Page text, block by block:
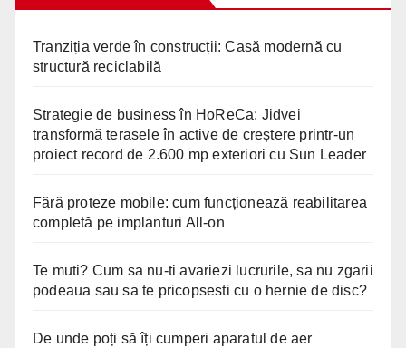
Tranziția verde în construcții: Casă modernă cu
structură reciclabilă
Strategie de business în HoReCa: Jidvei
transformă terasele în active de creștere printr-un
proiect record de 2.600 mp exteriori cu Sun Leader
Fără proteze mobile: cum funcționează reabilitarea
completă pe implanturi All-on
Te muti? Cum sa nu-ti avariezi lucrurile, sa nu zgarii
podeaua sau sa te pricopsesti cu o hernie de disc?
De unde poți să îți cumperi aparatul de aer